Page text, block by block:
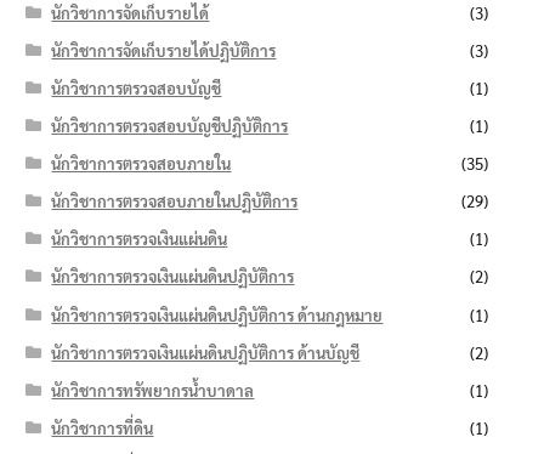
นักวิชาการจัดเก็บรายได้
(3)
นักวิชาการจัดเก็บรายได้ปฏิบัติการ
(3)
นักวิชาการตรวจสอบบัญชี
(1)
นักวิชาการตรวจสอบบัญชีปฏิบัติการ
(1)
นักวิชาการตรวจสอบภายใน
(35)
นักวิชาการตรวจสอบภายในปฏิบัติการ
(29)
นักวิชาการตรวจเงินแผ่นดิน
(1)
นักวิชาการตรวจเงินแผ่นดินปฏิบัติการ
(2)
นักวิชาการตรวจเงินแผ่นดินปฏิบัติการ ด้านกฎหมาย
(1)
นักวิชาการตรวจเงินแผ่นดินปฏิบัติการ ด้านบัญชี
(2)
นักวิชาการทรัพยากรน้ำบาดาล
(1)
นักวิชาการที่ดิน
(1)